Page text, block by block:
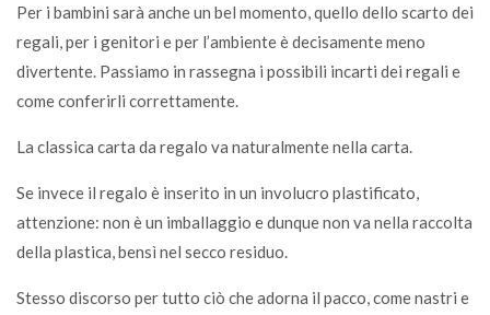
Per i bambini sarà anche un bel momento, quello dello scarto dei
regali, per i genitori e per l’ambiente è decisamente meno
divertente. Passiamo in rassegna i possibili incarti dei regali e
come conferirli correttamente.
La classica carta da regalo va naturalmente nella carta.
Se invece il regalo è inserito in un involucro plastificato,
attenzione: non è un imballaggio e dunque non va nella raccolta
della plastica, bensì nel secco residuo.
Stesso discorso per tutto ciò che adorna il pacco, come nastri e